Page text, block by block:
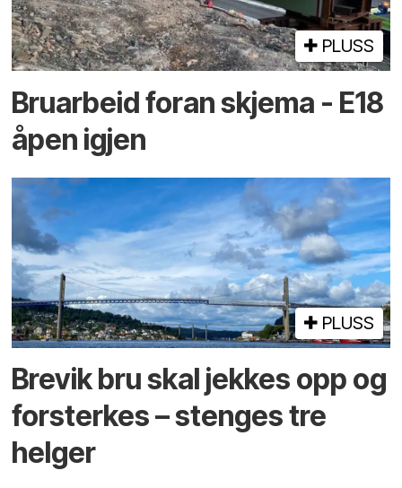
PLUSS
Bruarbeid foran skjema - E18
åpen igjen
PLUSS
Brevik bru skal jekkes opp og
forsterkes – stenges tre
helger